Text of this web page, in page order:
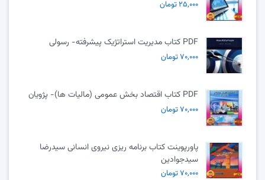
۲۵,۰۰۰ تومان
PDF کتاب مدیریت استراتژیک پیشرفته- رسولی
۷۰,۰۰۰ تومان
PDF کتاب اقتصاد بخش عمومی (مالیات ها)- پژویان
۷۰,۰۰۰ تومان
پاورپوینت کتاب برنامه ریزی نیروی انسانی سیدرضا
سیدجوادین
۷۰,۰۰۰ تومان